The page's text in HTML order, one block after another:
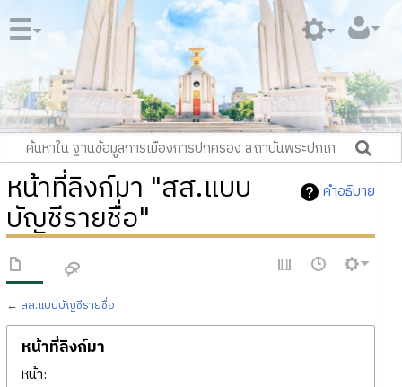
คำอธิบาย
หน้าที่ลิงก์มา "สส.แบบ
บัญชีรายชื่อ"
← สส.แบบบัญชีรายชื่อ
หน้าที่ลิงก์มา
หน้า: